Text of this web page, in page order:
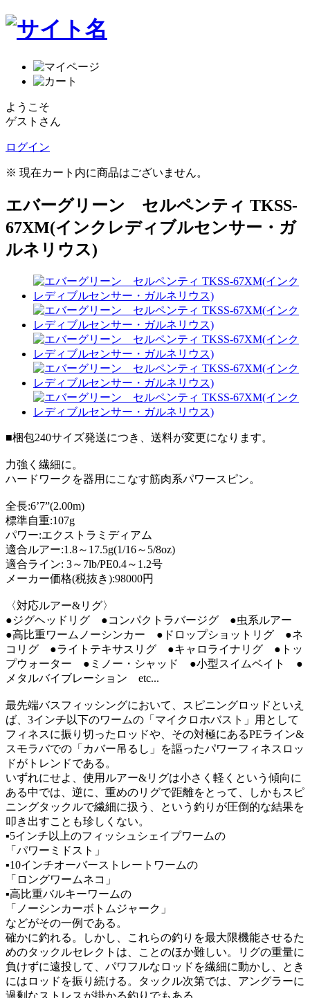
ようこそ
ゲストさん
ログイン
※ 現在カート内に商品はございません。
エバーグリーン セルペンティ TKSS-
67XM(インクレディブルセンサー・ガ
ルネリウス)
■梱包240サイズ発送につき、送料が変更になります。
力強く繊細に。
ハードワークを器用にこなす筋肉系パワースピン。
全長:6’7”(2.00m)
標準自重:107g
パワー:エクストラミディアム
適合ルアー:1.8～17.5g(1/16～5/8oz)
適合ライン: 3～7lb/PE0.4～1.2号
メーカー価格(税抜き):98000円
〈対応ルアー&リグ〉
●ジグヘッドリグ ●コンパクトラバージグ ●虫系ルアー
●高比重ワームノーシンカー ●ドロップショットリグ ●ネ
コリグ ●ライトテキサスリグ ●キャロライナリグ ●トッ
プウォーター ●ミノー・シャッド ●小型スイムベイト ●
メタルバイブレーション etc...
最先端バスフィッシングにおいて、スピニングロッドといえ
ば、3インチ以下のワームの「マイクロホバスト」用として
フィネスに振り切ったロッドや、その対極にあるPEライン&
スモラバでの「カバー吊るし」を謳ったパワーフィネスロッ
ドがトレンドである。
いずれにせよ、使用ルアー&リグは小さく軽くという傾向に
ある中では、逆に、重めのリグで距離をとって、しかもスピ
ニングタックルで繊細に扱う、という釣りが圧倒的な結果を
叩き出すことも珍しくない。
▪5インチ以上のフィッシュシェイプワームの
「パワーミドスト」
▪10インチオーバーストレートワームの
「ロングワームネコ」
▪高比重バルキーワームの
「ノーシンカーボトムジャーク」
などがその一例である。
確かに釣れる。しかし、これらの釣りを最大限機能させるた
めのタックルセレクトは、ことのほか難しい。リグの重量に
負けずに遠投して、パワフルなロッドを繊細に動かし、とき
にはロッドを振り続ける。タックル次第では、アングラーに
過剰なストレスが掛かる釣りでもある。